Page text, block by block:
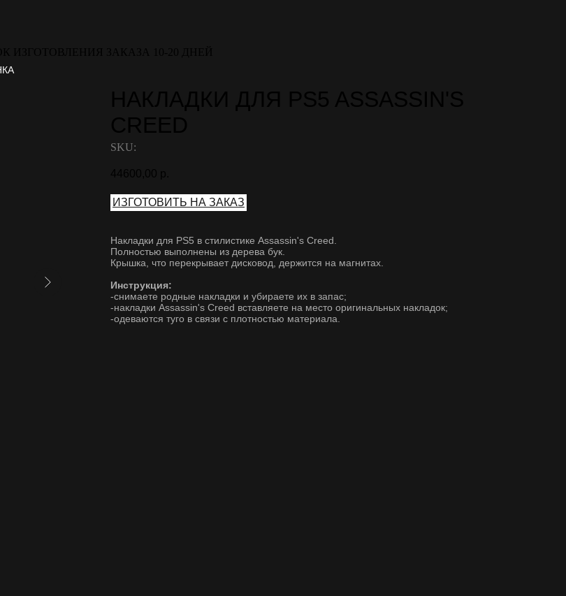
SKU:
ИЗГОТОВИТЬ НА ЗАКАЗ
Накладки для PS5 в стилистике Assassin's Creed.
Полностью выполнены из дерева бук.
Крышка, что перекрывает дисковод, держится на магнитах.
Инструкция:
-снимаете родные накладки и убираете их в запас;
-накладки Assassin's Creed вставляете на место оригинальных накладок;
-одеваются туго в связи с плотностью материала.